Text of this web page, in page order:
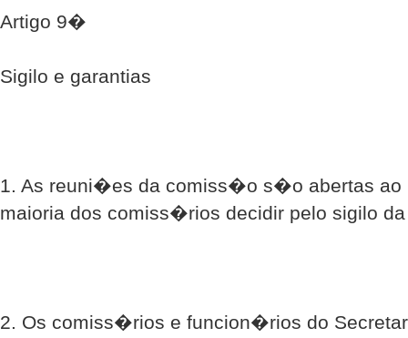
Artigo 9�
Sigilo e garantias
1. As reuni�es da comiss�o s�o abertas ao
maioria dos comiss�rios decidir pelo sigilo
2. Os comiss�rios e funcion�rios do